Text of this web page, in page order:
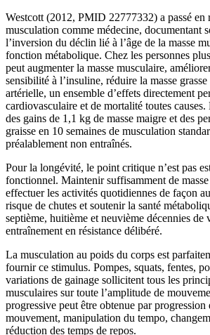
Westcott (2012, PMID 22777332) a passé en
musculation comme médecine, documentant
l’inversion du déclin lié à l’âge de la masse
fonction métabolique. Chez les personnes
peut augmenter la masse musculaire,
sensibilité à l’insuline, réduire la masse
artérielle, un ensemble d’effets directement
cardiovasculaire et de mortalité toutes
des gains de 1,1 kg de masse maigre et des
graisse en 10 semaines de musculation
préalablement non entraînés.
Pour la longévité, le point critique n’est pas
fonctionnel. Maintenir suffisamment de
effectuer les activités quotidiennes de façon
risque de chutes et soutenir la santé
septième, huitième et neuvième décennies de
entraînement en résistance délibéré.
La musculation au poids du corps est
fournir ce stimulus. Pompes, squats, fentes,
variations de gainage sollicitent tous les
musculaires sur toute l’amplitude de
progressive peut être obtenue par progression
mouvement, manipulation du tempo,
réduction des temps de repos.